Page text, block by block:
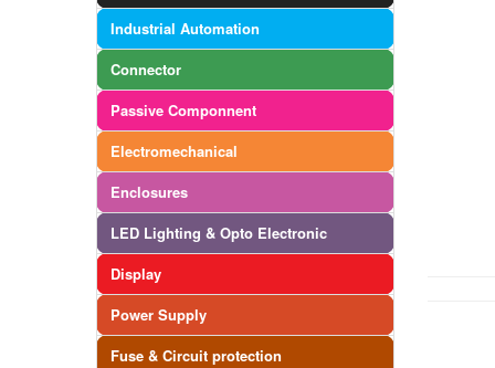
Industrial Automation
Connector
Passive Componnent
Electromechanical
Enclosures
LED Lighting & Opto Electronic
Display
Power Supply
Fuse & Circuit protection